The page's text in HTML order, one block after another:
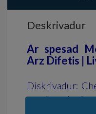
Deskrivadur
Ar spesad
Arz Difetis |
Diskrivadur:
ar reier e-kreiz